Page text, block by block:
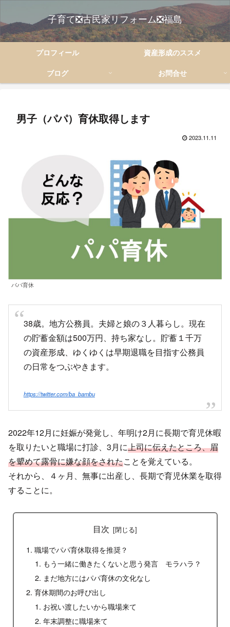
子育て❎古民家リフォーム❎福島
プロフィール
資産形成のススメ
ブログ
お問合せ
男子（パパ）育休取得します
2023.11.11
パパ育休
38歳。地方公務員。夫婦と娘の３人暮らし。現在
の貯蓄金額は500万円、持ち家なし。貯蓄１千万
の資産形成、ゆくゆくは早期退職を目指す公務員
の日常をつぶやきます。
https://twitter.com/ba_bambu
2022年12月に妊娠が発覚し、年明け2月に長期で育児休暇
を取りたいと職場に打診、3月に上司に伝えたところ、眉
を顰めて露骨に嫌な顔をされたことを覚えている。
それから、４ヶ月、無事に出産し、長期で育児休業を取得
することに。
目次
職場でパパ育休取得を推奨？
もう一緒に働きたくないと思う発言 モラハラ？
まだ地方にはパパ育休の文化なし
育休期間のお呼び出し
お祝い渡したいから職場来て
年末調整に職場来て